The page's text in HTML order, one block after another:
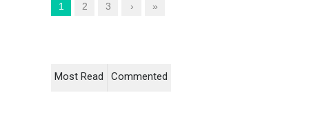
1 2 3 › »
Most Read Commented